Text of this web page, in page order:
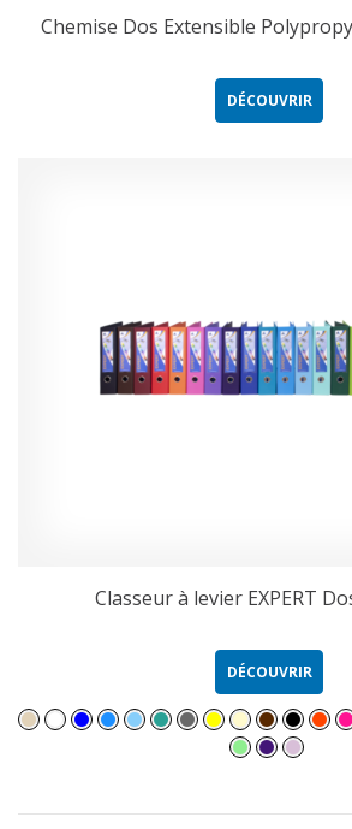
Chemise Dos Extensible
DÉCOUVRIR
Classeur à levier EXPERT
DÉCOUVRIR